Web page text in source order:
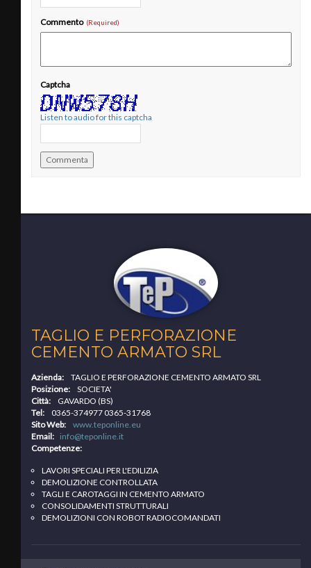
Commento
Captcha
Listen to audio for this captcha
TAGLIO E PERFORAZIONE
CEMENTO ARMATO SRL
Azienda:
TAGLIO E PERFORAZIONE CEMENTO ARMATO SRL
Posizione:
SOCIETA'
Città:
GAVARDO (BS)
Tel:
0365-374977 0365-31768
Sito Web:
www.teponline.eu
Email: info@teponline.it
Competenze:
LAVORI SPECIALI PER L'EDILIZIA
DEMOLIZIONE CONTROLLATA
TAGLI E CAROTAGGI IN CEMENTO ARMATO
CONSOLIDAMENTI STRUTTURALI
DEMOLIZIONI CON ROBOT RADIOCOMANDATI